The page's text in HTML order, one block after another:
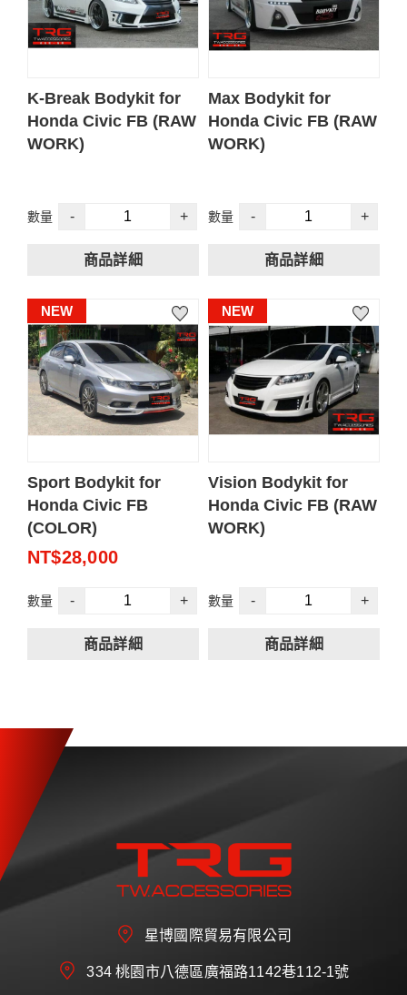
本賣場下單一律需開立發
票
密工序與客製化細節，想
了解價格請透過以下頻道
聯繫，
詢：
FB粉絲團：[TRG TW
Instagram (IG)：
[trgtaiwan]
官方 LINE@：[@trgtw]
本賣場下單一律需開立發
票
K-Break Bodykit for
Honda Civic FB (RAW
WORK)
規格
前保桿
側裙
後保桿
後中央LED指示燈
煞車燈LED指示燈
素材件
部以外經銷商、廠商安裝
皆會有國內運費產生。
單價未含5%營業稅
本賣場下單一律需開立發
票
密工序與客製化細節，想
了解價格請透過以下頻道
聯繫，
讓我們能針對您的愛車狀
詢：
FB粉絲團：[TRG TW
官方 LINE@：[@trgtw]
數量 - +
商品詳細
Max Bodykit for
Honda Civic FB (RAW
WORK)
規格
前保桿
側裙
後保桿
素材件
部以外經銷商、廠商安裝
皆會有國內運費產生。
單價未含5%營業稅
本賣場下單一律需開立發
密工序與客製化細節，想
了解價格請透過以下頻道
聯繫，
詢：
FB粉絲團：[TRG TW
數量 - +
商品詳細
NEW
Sport Bodykit for
Honda Civic FB
(COLOR)
NT$28,000
ABS材質製成
側群
後裙帶假排氣飾管
杜邦 2k 彩色符合國際
單價未含5%營業稅
本賣場下單一律需開立發
票
數量 - +
商品詳細
NEW
Vision Bodykit for
Honda Civic FB (RAW
WORK)
規格
素材件
📩 由於 FRP 安裝涉及精
密工序與客製化細節，想
了解價格請透過以下頻道
讓我們能針對您的愛車狀
況提供最即時、專業的諮
數量 - +
商品詳細
星博國際貿易有限公司
334 桃園市八德區廣福路1142巷112-1號